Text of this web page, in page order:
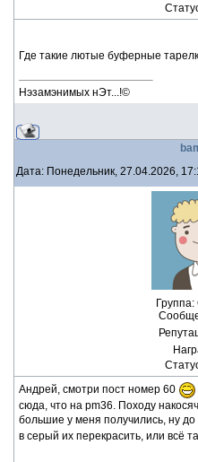
Где такие лютые буферные
Нэзамэнимых нЭт...!©
Дата: Понедельник, 27.04.2026,
Андрей, смотри пост номер 60
сюда, что на pm36. Походу
большие у меня получились, ну до
в серый их перекрасить, или всё